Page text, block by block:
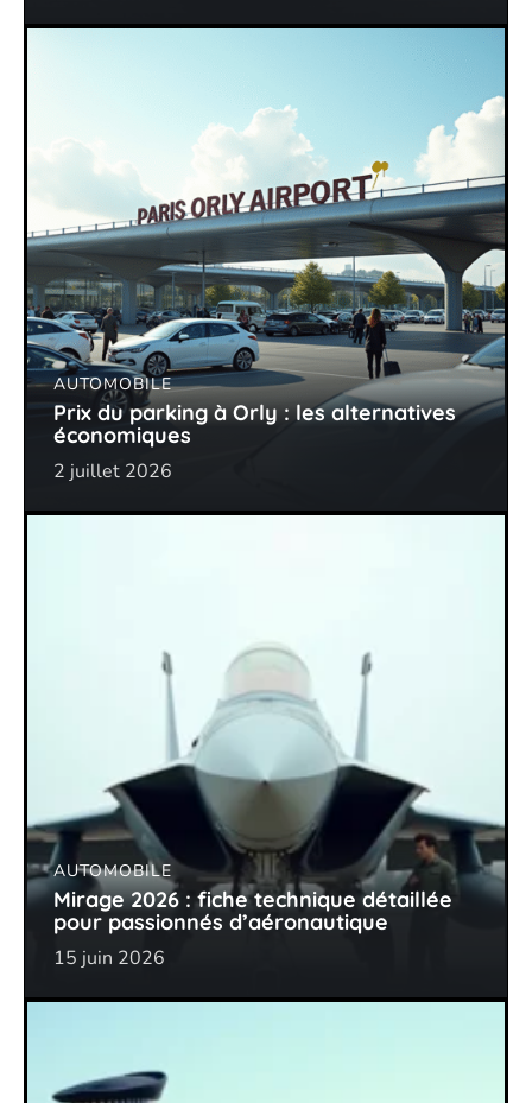
AUTOMOBILE
Prix du parking à Orly : les alternatives
économiques
2 juillet 2026
AUTOMOBILE
Mirage 2026 : fiche technique détaillée
pour passionnés d’aéronautique
15 juin 2026